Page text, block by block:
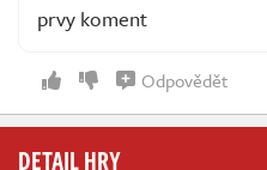
prvy koment
Odpovědět
DETAIL HRY